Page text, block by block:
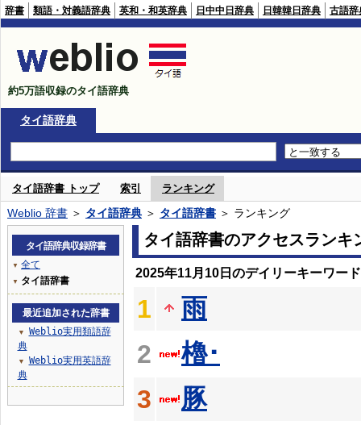
辞書 類語・対義語辞典 英和・和英辞典 日中中日辞典 日韓韓日辞典 古語辞
約5万語収録のタイ語辞典
タイ語辞典
タイ語辞書 トップ 索引 ランキング
Weblio 辞書 ＞ タイ語辞典 ＞ タイ語辞書 ＞ ランキング
タイ語辞書のアクセスランキ
2025年11月10日のデイリーキーワー
1
雨
2
櫓･
3
豚
タイ語辞典収録辞書
▼ 全て
▼ タイ語辞書
最近追加された辞書
▼
Weblio実用類語辞
典
▼
Weblio実用英語辞
典